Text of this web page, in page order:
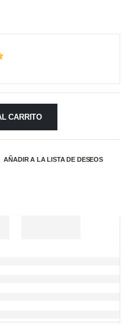
CARRITO
AÑADIR A LA LISTA DE DESEOS